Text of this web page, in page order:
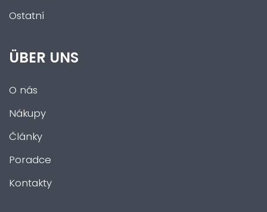
Ostatní
ÜBER UNS
O nás
Nákupy
Články
Poradce
Kontakty